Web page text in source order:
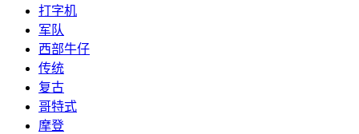
打字机
军队
西部牛仔
传统
复古
哥特式
摩登